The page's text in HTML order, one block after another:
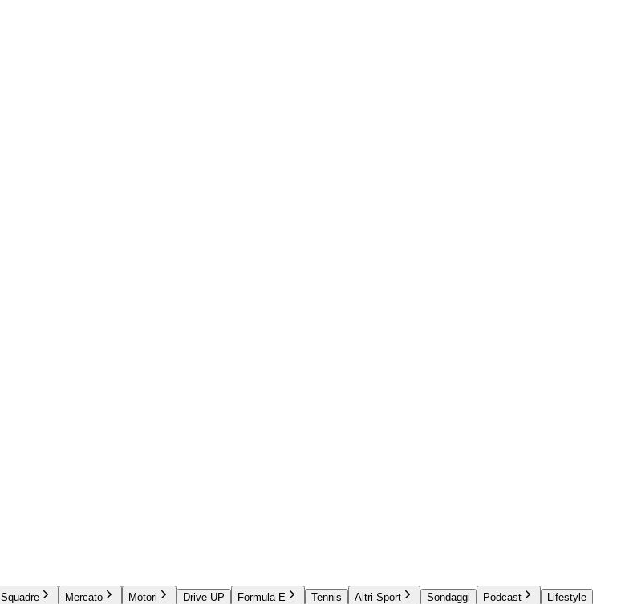
Squadre Mercato Motori Drive UP Formula E Tennis Altri Sport Sondaggi Podcast
Lifestyle